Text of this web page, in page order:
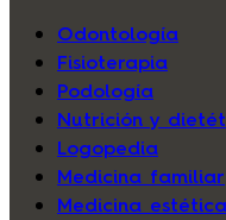
Odontología
Fisioterapia
Podología
Nutrición y
Logopedia
Medicina familiar
Medicina estética